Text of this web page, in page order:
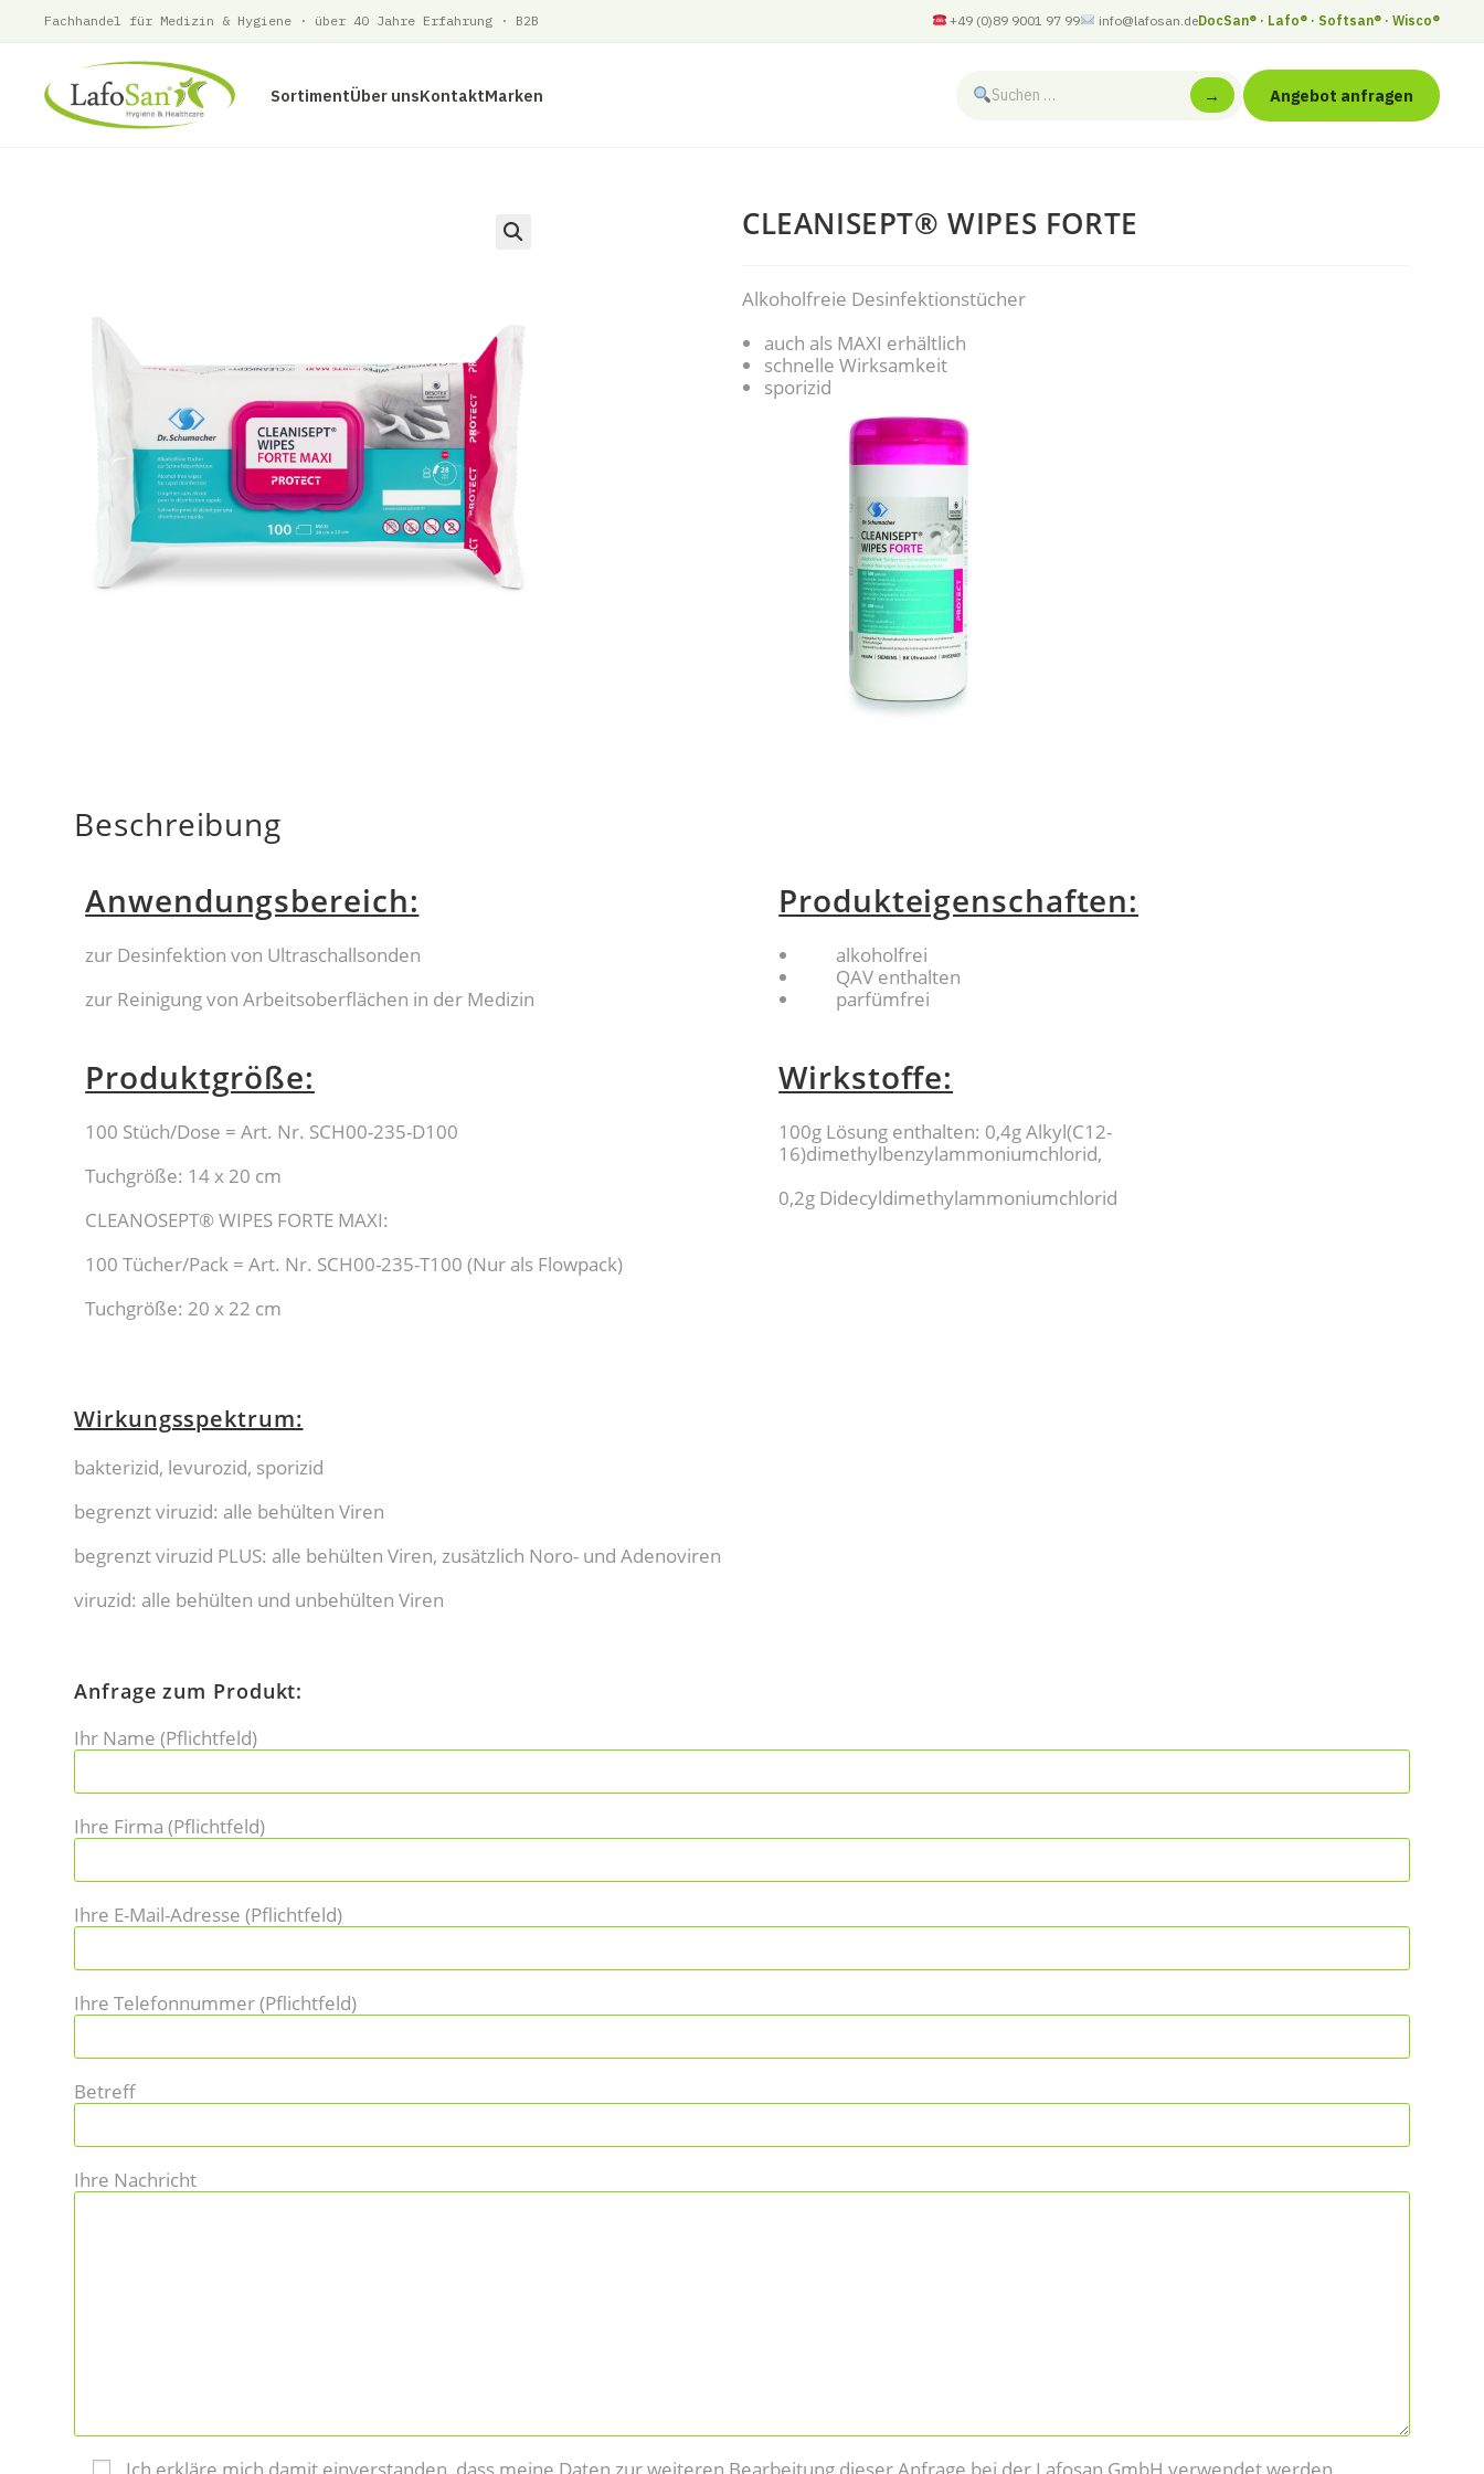
Fachhandel für Medizin & Hygiene · über 40 Jahre Erfahrung · B2B +49 (0)89 9001 97 99 info@lafosan.deDocSan® · Lafo® · Softsan® · Wisco®
SortimentÜber unsKontaktMarken → Angebot anfragen
CLEANISEPT® WIPES FORTE
Alkoholfreie Desinfektionstücher
auch als MAXI erhältlich
schnelle Wirksamkeit
sporizid
Beschreibung
Anwendungsbereich:
zur Desinfektion von Ultraschallsonden
zur Reinigung von Arbeitsoberflächen in der Medizin
Produkteigenschaften:
alkoholfrei
QAV enthalten
parfümfrei
Produktgröße:
100 Stüch/Dose = Art. Nr. SCH00-235-D100
Tuchgröße: 14 x 20 cm
CLEANOSEPT® WIPES FORTE MAXI:
100 Tücher/Pack = Art. Nr. SCH00-235-T100 (Nur als Flowpack)
Tuchgröße: 20 x 22 cm
Wirkstoffe:
100g Lösung enthalten: 0,4g Alkyl(C12-
16)dimethylbenzylammoniumchlorid,
0,2g Didecyldimethylammoniumchlorid
Wirkungsspektrum:
bakterizid, levurozid, sporizid
begrenzt viruzid: alle behülten Viren
begrenzt viruzid PLUS: alle behülten Viren, zusätzlich Noro- und Adenoviren
viruzid: alle behülten und unbehülten Viren
Anfrage zum Produkt:
Ihr Name (Pflichtfeld)
Ihre Firma (Pflichtfeld)
Ihre E-Mail-Adresse (Pflichtfeld)
Ihre Telefonnummer (Pflichtfeld)
Betreff
Ihre Nachricht
Ich erkläre mich damit einverstanden, dass meine Daten zur weiteren Bearbeitung dieser Anfrage bei der Lafosan GmbH verwendet werden